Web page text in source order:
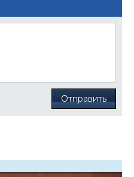
Отправить